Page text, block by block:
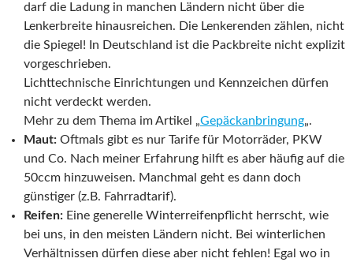
darf die Ladung in manchen Ländern nicht über die
Lenkerbreite hinausreichen. Die Lenkerenden zählen, nicht
die Spiegel! In Deutschland ist die Packbreite nicht explizit
vorgeschrieben.
Lichttechnische Einrichtungen und Kennzeichen dürfen
nicht verdeckt werden.
Mehr zu dem Thema im Artikel „Gepäckanbringung„.
Maut: Oftmals gibt es nur Tarife für Motorräder, PKW
und Co. Nach meiner Erfahrung hilft es aber häufig auf die
50ccm hinzuweisen. Manchmal geht es dann doch
günstiger (z.B. Fahrradtarif).
Reifen: Eine generelle Winterreifenpflicht herrscht, wie
bei uns, in den meisten Ländern nicht. Bei winterlichen
Verhältnissen dürfen diese aber nicht fehlen! Egal wo in